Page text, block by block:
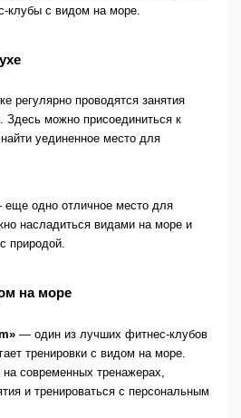
клубы с видом на море.
регулярно проводятся занятия
Здесь можно присоединиться к
уединенное место для
одно отличное место для
насладиться видами на море и
природой.
на море
— один из лучших фитнес-клубов
тренировки с видом на море.
современных тренажерах,
и тренироваться с персональным